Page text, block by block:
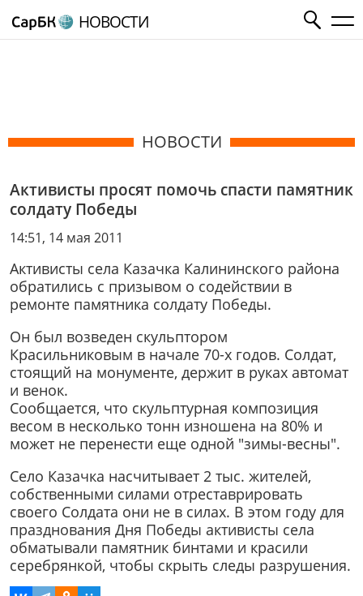
НОВОСТИ
НОВОСТИ
Активисты просят помочь спасти памятник
солдату Победы
14:51, 14 мая 2011
Активисты села Казачка Калининского района
обратились с призывом о содействии в
ремонте памятника солдату Победы.
Он был возведен скульптором
Красильниковым в начале 70-х годов. Солдат,
стоящий на монументе, держит в руках автомат
и венок.
Сообщается, что скульптурная композиция
весом в несколько тонн изношена на 80% и
может не перенести еще одной "зимы-весны".
Село Казачка насчитывает 2 тыс. жителей,
собственными силами отреставрировать
своего Солдата они не в силах. В этом году для
празднования Дня Победы активисты села
обматывали памятник бинтами и красили
серебрянкой, чтобы скрыть следы разрушения.